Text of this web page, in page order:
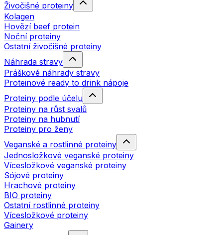
Živočišné proteiny
Kolagen
Hovězí beef protein
Noční proteiny
Ostatní živočišné proteiny
Náhrada stravy
Práškové náhrady stravy
Proteinové ready to drink nápoje
Proteiny podle účelu
Proteiny na růst svalů
Proteiny na hubnutí
Proteiny pro ženy
Veganské a rostlinné proteiny
Jednosložkové veganské proteiny
Vícesložkové veganské proteiny
Sójové proteiny
Hrachové proteiny
BIO proteiny
Ostatní rostlinné proteiny
Vícesložkové proteiny
Gainery